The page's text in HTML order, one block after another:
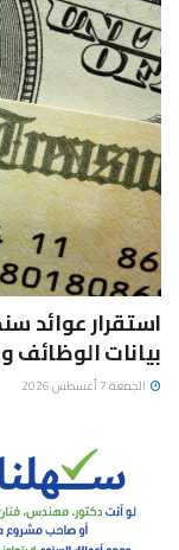
استقرار عوائد
بيانات الوظائف
الجمعة 7 أغسطس 2026